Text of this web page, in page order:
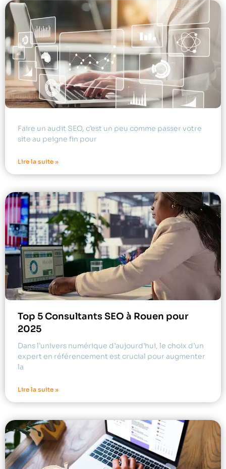
Faire un audit SEO, c’est un peu comme passer votre
site au peigne fin pour
Lire la suite »
Top 5 Consultants SEO à Rouen pour
2025
Dans l’univers numérique d’aujourd’hui, le choix d’un
expert en référencement est crucial pour augmenter
la
Lire la suite »